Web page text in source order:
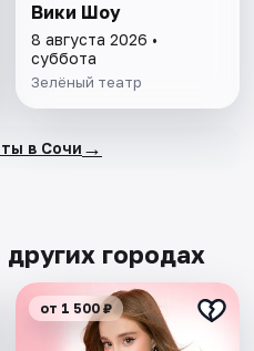
Вики Шоу
8 августа 2026 •
суббота
Зелёный театр
в Сочи →
городах
от 1 500 ₽